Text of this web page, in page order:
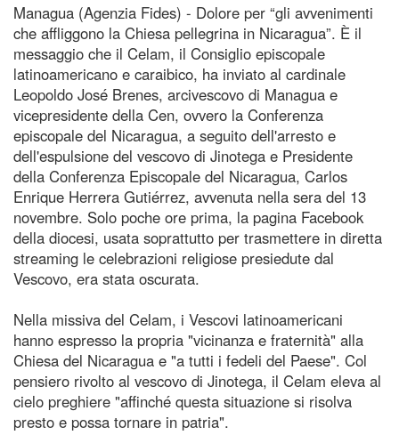
Managua (Agenzia Fides) - Dolore per “gli avvenimenti
che affliggono la Chiesa pellegrina in Nicaragua”. È il
messaggio che il Celam, il Consiglio episcopale
latinoamericano e caraibico, ha inviato al cardinale
Leopoldo José Brenes, arcivescovo di Managua e
vicepresidente della Cen, ovvero la Conferenza
episcopale del Nicaragua, a seguito dell'arresto e
dell'espulsione del vescovo di Jinotega e Presidente
della Conferenza Episcopale del Nicaragua, Carlos
Enrique Herrera Gutiérrez, avvenuta nella sera del 13
novembre. Solo poche ore prima, la pagina Facebook
della diocesi, usata soprattutto per trasmettere in diretta
streaming le celebrazioni religiose presiedute dal
Vescovo, era stata oscurata.
Nella missiva del Celam, i Vescovi latinoamericani
hanno espresso la propria "vicinanza e fraternità" alla
Chiesa del Nicaragua e "a tutti i fedeli del Paese". Col
pensiero rivolto al vescovo di Jinotega, il Celam eleva al
cielo preghiere "affinché questa situazione si risolva
presto e possa tornare in patria".